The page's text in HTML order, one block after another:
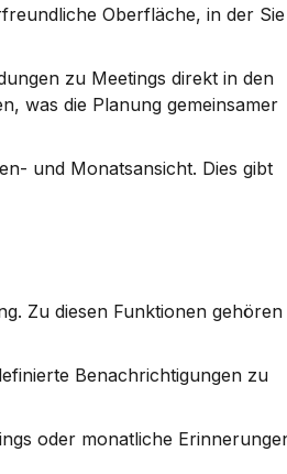
Oberfläche, in der Sie
zu Meetings direkt in den
was die Planung gemeinsamer
und Monatsansicht. Dies gibt
Benachrichtigungen zu
oder monatliche